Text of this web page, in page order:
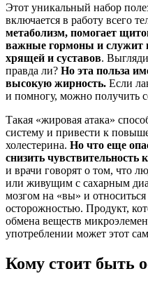
Этот уникальный набор
включается в работу всего
метаболизм, помогает
важные гормоны и служит
хрящей и суставов.
правда ли? Но эта польза
высокую жирность. Если
и помногу, можно получить
Такая «жировая атака»
систему и привести к
холестерина. Но что еще
снизить чувствительность
и врачи говорят о том, что
или живущим с сахарным
мозгом на «вы» и
осторожностью. Продукт,
обмена веществ
употреблении может этот
Кому стоит быть